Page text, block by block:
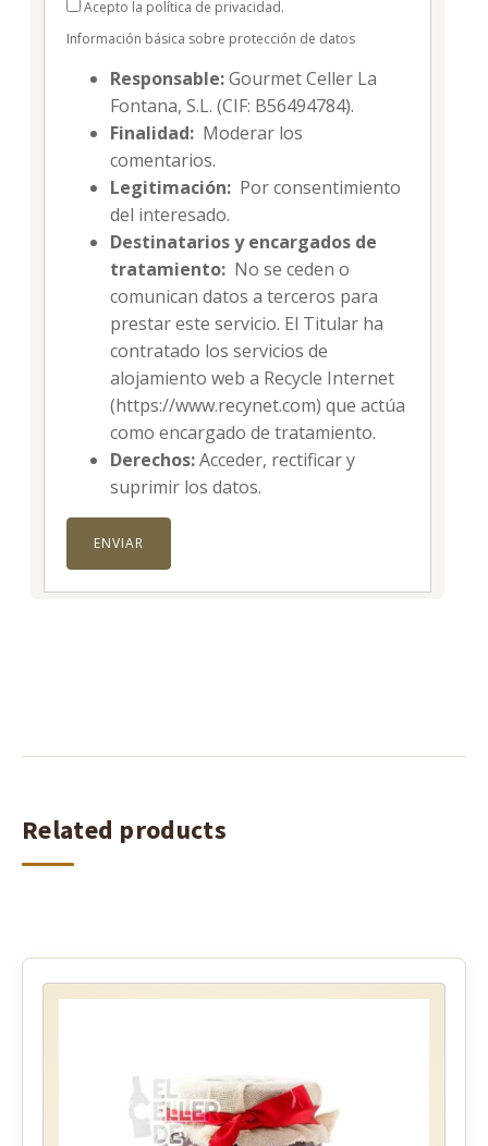
Acepto la política de privacidad.
Información básica sobre protección de datos
Responsable:Gourmet Celler La
Fontana, S.L. (CIF: B56494784).
Finalidad: Moderar los
comentarios.
Legitimación: Por consentimiento
del interesado.
Destinatarios y encargados de
tratamiento: No se ceden o
comunican datos a terceros para
prestar este servicio. El Titular ha
contratado los servicios de
alojamiento web a Recycle Internet
(https://www.recynet.com) que actúa
como encargado de tratamiento.
Derechos:Acceder, rectificar y
suprimir los datos.
Related products